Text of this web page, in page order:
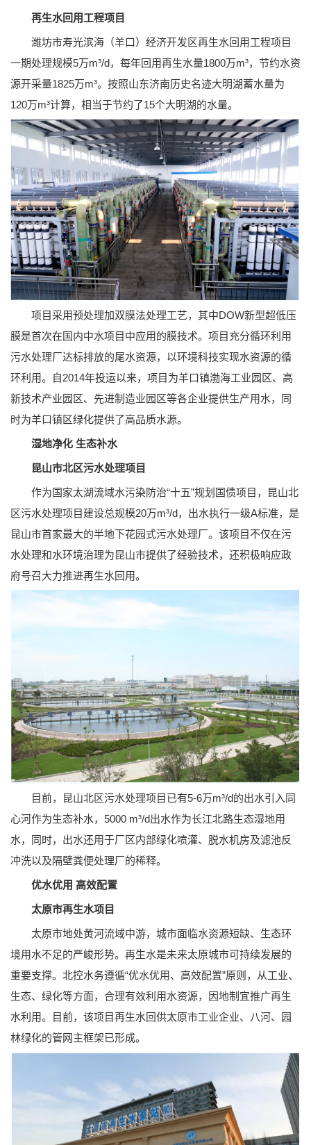
再生水回用工程项目
潍坊市寿光滨海（羊口）经济开发区再生水回用工程项目
一期处理规模5万m³/d，每年回用再生水量1800万m³，节约水资
源开采量1825万m³。按照山东济南历史名迹大明湖蓄水量为
120万m³计算，相当于节约了15个大明湖的水量。
项目采用预处理加双膜法处理工艺，其中DOW新型超低压
膜是首次在国内中水项目中应用的膜技术。项目充分循环利用
污水处理厂达标排放的尾水资源，以环境科技实现水资源的循
环利用。自2014年投运以来，项目为羊口镇渤海工业园区、高
新技术产业园区、先进制造业园区等各企业提供生产用水，同
时为羊口镇区绿化提供了高品质水源。
湿地净化 生态补水
昆山市北区污水处理项目
作为国家太湖流域水污染防治“十五”规划国债项目，昆山北
区污水处理项目建设总规模20万m³/d，出水执行一级A标准，是
昆山市首家最大的半地下花园式污水处理厂。该项目不仅在污
水处理和水环境治理为昆山市提供了经验技术，还积极响应政
府号召大力推进再生水回用。
目前，昆山北区污水处理项目已有5-6万m³/d的出水引入同
心河作为生态补水，5000 m³/d出水作为长江北路生态湿地用
水，同时，出水还用于厂区内部绿化喷灌、脱水机房及滤池反
冲洗以及隔壁粪便处理厂的稀释。
优水优用 高效配置
太原市再生水项目
太原市地处黄河流域中游，城市面临水资源短缺、生态环
境用水不足的严峻形势。再生水是未来太原城市可持续发展的
重要支撑。北控水务遵循“优水优用、高效配置”原则，从工业、
生态、绿化等方面，合理有效利用水资源，因地制宜推广再生
水利用。目前，该项目再生水回供太原市工业企业、八河、园
林绿化的管网主框架已形成。